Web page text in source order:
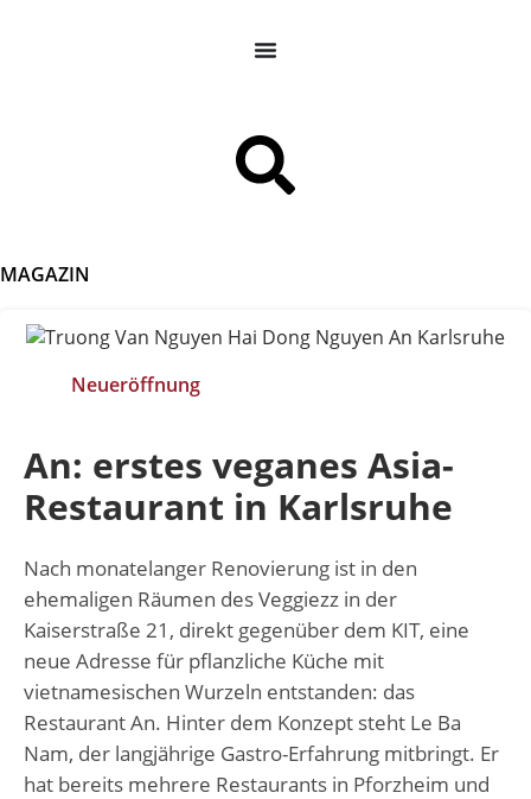
MAGAZIN
Neueröffnung
An: erstes veganes Asia-
Restaurant in Karlsruhe
Nach monatelanger Renovierung ist in den
ehemaligen Räumen des Veggiezz in der
Kaiserstraße 21, direkt gegenüber dem KIT, eine
neue Adresse für pflanzliche Küche mit
vietnamesischen Wurzeln entstanden: das
Restaurant An. Hinter dem Konzept steht Le Ba
Nam, der langjährige Gastro-Erfahrung mitbringt. Er
hat bereits mehrere Restaurants in Pforzheim und